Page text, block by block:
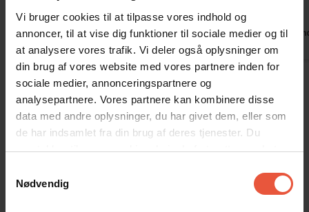
Vi bruger cookies til at tilpasse vores indhold og
annoncer, til at vise dig funktioner til sociale medier og til
at analysere vores trafik. Vi deler også oplysninger om
din brug af vores website med vores partnere inden for
sociale medier, annonceringspartnere og
analysepartnere. Vores partnere kan kombinere disse
data med andre oplysninger, du har givet dem, eller som
de har indsamlet fra din brug af deres tjenester. Du
samtykker til vores cookies, hvis du fortsætter med at
Nødvendig
Tak for en dejlig ferie.
Tyskland
Oversat via AI -
kommentar
Lejeinformation
Bureau